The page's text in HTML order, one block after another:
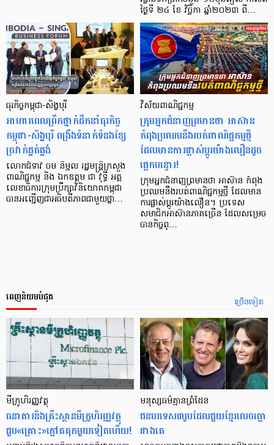
ថ្ងៃទី ២៤ ខែ វិច្ឆិកា ឆ្នាំ២០២៣ ពី…
ធុរកិច្ចកម្ពុជា-សិង្ហបុរី
អាហារពេលព្រឹកថ្នាក់ដឹកនាំធុរកិច្ច
កម្ពុជា-សិង្ហបុរី ពង្រឹងទំនាក់ទំនងខ្សែ
ច្រវាក់ផ្គត់ផ្គង់
លោកជំទាវ ចម និម្មល រដ្ឋមន្ត្រីក្រសួង
ពាណិជ្ជកម្ម និង ឯកឧត្តម ជា វុទ្ធី អគ្គ
លេខាធិការក្រុមប្រឹក្សាវិនិយោគកម្ពុជា
បានអញ្ជើញជាអធិបតីភាពជាមួយថ្នា…
វិស័យពាណិជ្ជកម្ម
ក្រុមអ្នកជំនាញព្រមានថា អាស៊ាន
កំពុងប្រឈមនឹងរបត់ពាណិជ្ជកម្មថ្មី
ដែលមានការផ្លាស់ប្តូរយ៉ាងលឿនដូច
ផ្លេកបន្ទោរ!
ក្រុមអ្នកជំនាញព្រមានថា អាស៊ាន កំពុង
ប្រឈមនឹងរបត់ពាណិជ្ជកម្មថ្មី ដែលមាន
ការផ្លាស់ប្តូរយ៉ាងលឿន។ ប្រទេស
សមាជិកអាស៊ានភាគច្រើន ដែលសម្រេច
បានកិច្ចព្…
ច្រើនទៀត
ពេញនិយមបំផុត
មីក្រូ​ហិរញ្ញវត្ថុ
ធនាគារ​និង​គ្រឹះស្ថាន​មីក្រូ​ហិរញ្ញវត្ថុ​
ជួប«គ្រោះ»ក្តៅ​គគុក​មួយ​ទៀត​ហើយ!
មនុស្ស​ធម៌​គ្មាន​ព្រំដែន
ជន​បរទេស​៣​រូប​ដែល​ជួយ​ខ្មែរ​លេច​ធ្លោ​
ជាង​គេ